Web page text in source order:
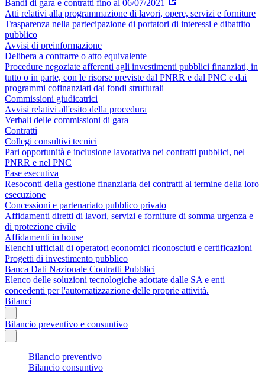
Bandi di gara e contratti fino al 06/07/2021
Atti relativi alla programmazione di lavori, opere, servizi e forniture
Trasparenza nella partecipazione di portatori di interessi e dibattito
pubblico
Avvisi di preinformazione
Delibera a contrarre o atto equivalente
Procedure negoziate afferenti agli investimenti pubblici finanziati, in
tutto o in parte, con le risorse previste dal PNRR e dal PNC e dai
programmi cofinanziati dai fondi strutturali
Commissioni giudicatrici
Avvisi relativi all'esito della procedura
Verbali delle commissioni di gara
Contratti
Collegi consultivi tecnici
Pari opportunità e inclusione lavorativa nei contratti pubblici, nel
PNRR e nel PNC
Fase esecutiva
Resoconti della gestione finanziaria dei contratti al termine della loro
esecuzione
Concessioni e partenariato pubblico privato
Affidamenti diretti di lavori, servizi e forniture di somma urgenza e
di protezione civile
Affidamenti in house
Elenchi ufficiali di operatori economici riconosciuti e certificazioni
Progetti di investimento pubblico
Banca Dati Nazionale Contratti Pubblici
Elenco delle soluzioni tecnologiche adottate dalle SA e enti
concedenti per l'automatizzazione delle proprie attività.
Bilanci
Bilancio preventivo e consuntivo
Bilancio preventivo
Bilancio consuntivo